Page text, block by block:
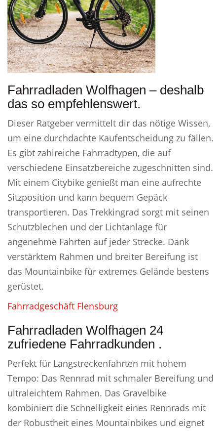
Fahrradladen Wolfhagen – deshalb
das so empfehlenswert.
Dieser Ratgeber vermittelt dir das nötige Wissen,
um eine durchdachte Kaufentscheidung zu fällen.
Es gibt zahlreiche Fahrradtypen, die auf
verschiedene Einsatzbereiche zugeschnitten sind.
Mit einem Citybike genießt man eine aufrechte
Sitzposition und kann bequem Gepäck
transportieren. Das Trekkingrad sorgt mit seinen
Schutzblechen und der Lichtanlage für
angenehme Fahrten auf jeder Strecke. Dank
verstärktem Rahmen und breiter Bereifung ist
das Mountainbike für extremes Gelände bestens
gerüstet.
Fahrradgeschäft Flensburg
Fahrradladen Wolfhagen 24
zufriedene Fahrradkunden .
Perfekt für Langstreckenfahrten mit hohem
Tempo: Das Rennrad mit schmaler Bereifung und
ultraleichtem Rahmen. Das Gravelbike
kombiniert die Schnelligkeit eines Rennrads mit
der Robustheit eines Mountainbikes und eignet